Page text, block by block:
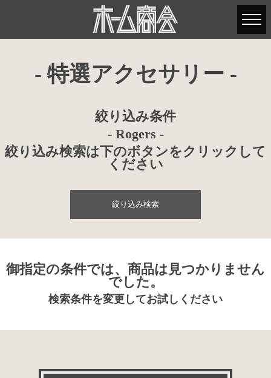
- 特選アクセサリー -
絞り込み条件
- Rogers -
絞り込み検索は下のボタンをクリックして
ください
絞り込み検索
御指定の条件では、商品は見つかりません
でした。
検索条件を変更してお試しください